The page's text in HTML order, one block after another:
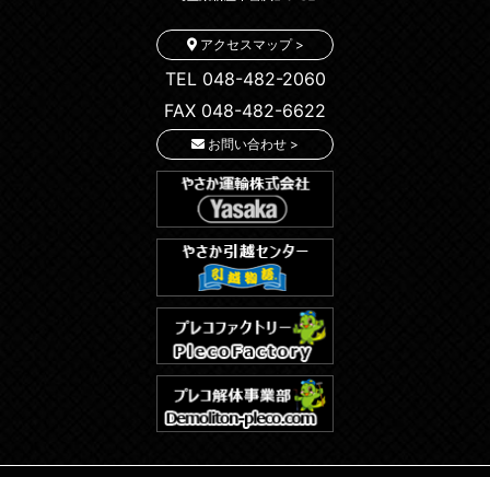
アクセスマップ >
TEL 048-482-2060
FAX 048-482-6622
お問い合わせ >